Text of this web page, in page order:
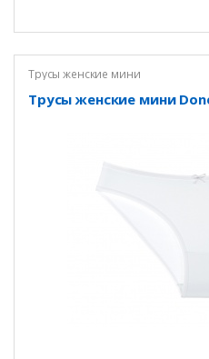
Трусы женские мини
Трусы женские мини